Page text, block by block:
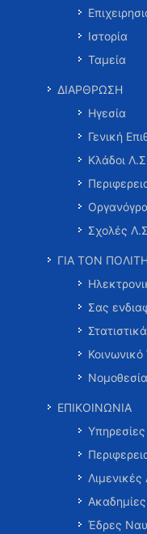
Ιστορία
Ταμεία
ΔΙΑΡΘΡΩΣΗ
Ηγεσία
Γενική
Κλάδοι
Σχολές
ΓΙΑ ΤΟΝ ΠΟΛΙΤΗ
Σας
Νομοθεσία
ΕΠΙΚΟΙΝΩΝΙΑ
Λιμενικές
Έδρες